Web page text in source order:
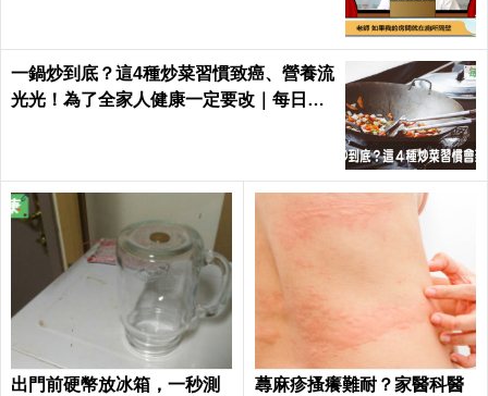
一鍋炒到底？這4種炒菜習慣致癌、營養流
光光！為了全家人健康一定要改｜每日健
出門前硬幣放冰箱，一秒測
蕁麻疹搔癢難耐？家醫科醫